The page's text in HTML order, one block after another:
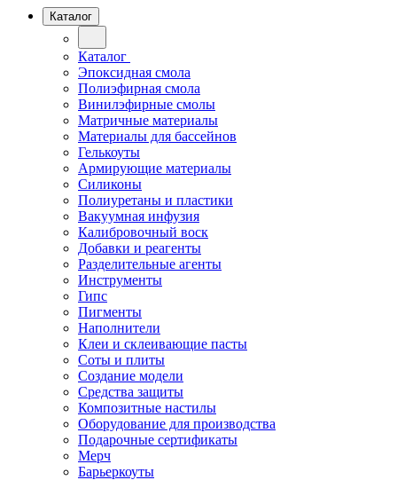
Каталог
Каталог
Эпоксидная смола
Полиэфирная смола
Винилэфирные смолы
Матричные материалы
Материалы для бассейнов
Гелькоуты
Армирующие материалы
Силиконы
Полиуретаны и пластики
Вакуумная инфузия
Калибровочный воск
Добавки и реагенты
Разделительные агенты
Инструменты
Гипс
Пигменты
Наполнители
Клеи и склеивающие пасты
Соты и плиты
Создание модели
Средства защиты
Композитные настилы
Оборудование для производства
Подарочные сертификаты
Мерч
Барьеркоуты